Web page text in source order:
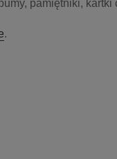
pamiętniki, kartki
.